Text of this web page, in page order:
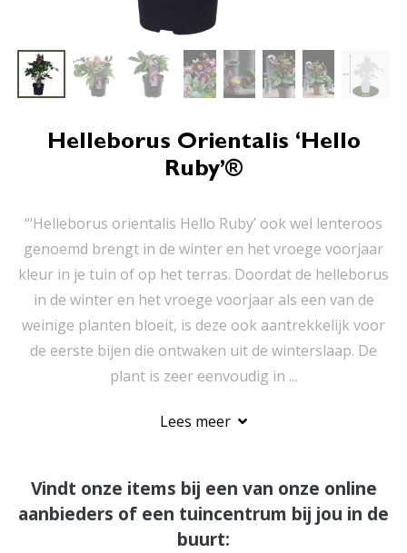
Helleborus Orientalis ‘Hello
Ruby’®
“‘Helleborus orientalis Hello Ruby’ ook wel lenteroos
genoemd brengt in de winter en het vroege voorjaar
kleur in je tuin of op het terras. Doordat de helleborus
in de winter en het vroege voorjaar als een van de
weinige planten bloeit, is deze ook aantrekkelijk voor
de eerste bijen die ontwaken uit de winterslaap. De
plant is zeer eenvoudig in ...
Lees meer
Vindt onze items bij een van onze online
aanbieders of een tuincentrum bij jou in de
buurt: